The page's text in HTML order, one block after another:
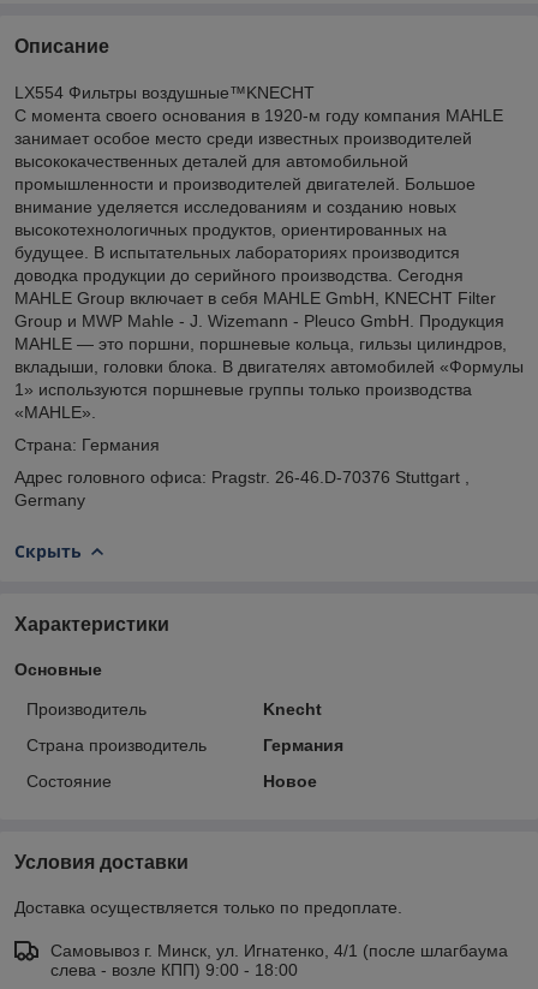
Описание
LX554 Фильтры воздушные™KNECHT
С момента своего основания в 1920-м году компания MAHLE
занимает особое место среди известных производителей
высококачественных деталей для автомобильной
промышленности и производителей двигателей. Большое
внимание уделяется исследованиям и созданию новых
высокотехнологичных продуктов, ориентированных на
будущее. В испытательных лабораториях производится
доводка продукции до серийного производства. Сегодня
MAHLE Group включает в себя MAHLE GmbH, KNECHT Filter
Group и MWP Mahle - J. Wizemann - Pleuco GmbH. Продукция
MAHLE — это поршни, поршневые кольца, гильзы цилиндров,
вкладыши, головки блока. В двигателях автомобилей «Формулы
1» используются поршневые группы только производства
«MAHLE».
Страна: Германия
Адрес головного офиса: Pragstr. 26-46.D-70376 Stuttgart ,
Germany
Скрыть
Характеристики
Основные
Производитель
Knecht
Страна производитель
Германия
Состояние
Новое
Условия доставки
Доставка осуществляется только по предоплате.
Самовывоз г. Минск, ул. Игнатенко, 4/1 (после шлагбаума
слева - возле КПП) 9:00 - 18:00